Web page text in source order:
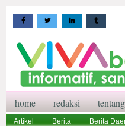
home redaksi
Artikel Berita Berita